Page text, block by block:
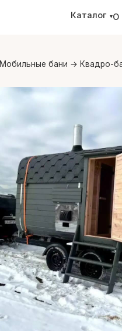
Каталог ▾О
Мобильные бани → Квадро-